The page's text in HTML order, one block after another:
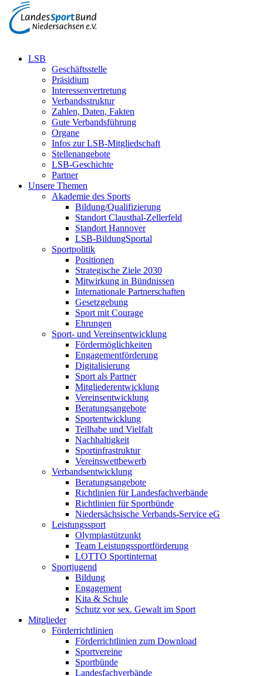
LSB
Geschäftsstelle
Präsidium
Interessenvertretung
Verbandsstruktur
Zahlen, Daten, Fakten
Gute Verbandsführung
Organe
Infos zur LSB-Mitgliedschaft
Stellenangebote
LSB-Geschichte
Partner
Unsere Themen
Akademie des Sports
Bildung/Qualifizierung
Standort Clausthal-Zellerfeld
Standort Hannover
LSB-BildungSportal
Sportpolitik
Positionen
Strategische Ziele 2030
Mitwirkung in Bündnissen
Internationale Partnerschaften
Gesetzgebung
Sport mit Courage
Ehrungen
Sport- und Vereinsentwicklung
Fördermöglichkeiten
Engagementförderung
Digitalisierung
Sport als Partner
Mitgliederentwicklung
Vereinsentwicklung
Beratungsangebote
Sportentwicklung
Teilhabe und Vielfalt
Nachhaltigkeit
Sportinfrastruktur
Vereinswettbewerb
Verbandsentwicklung
Beratungsangebote
Richtlinien für Landesfachverbände
Richtlinien für Sportbünde
Niedersächsische Verbands-Service eG
Leistungssport
Olympiastützunkt
Team Leistungssportförderung
LOTTO Sportinternat
Sportjugend
Bildung
Engagement
Kita & Schule
Schutz vor sex. Gewalt im Sport
Mitglieder
Förderrichtlinien
Förderrichtlinien zum Download
Sportvereine
Sportbünde
Landesfachverbände